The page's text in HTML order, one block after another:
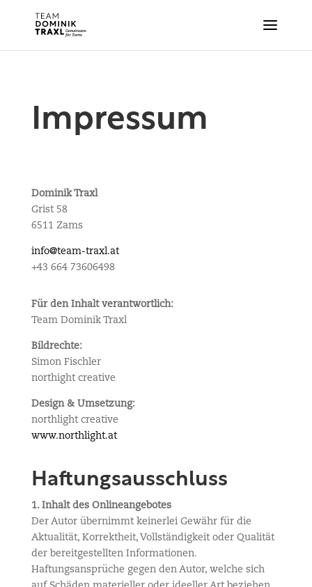
Impressum
Dominik Traxl
Grist 58
6511 Zams
info@team-traxl.at
+43 664 73606498
Für den Inhalt verantwortlich:
Team Dominik Traxl
Bildrechte:
Simon Fischler
northight creative
Design & Umsetzung:
northlight creative
www.northlight.at
Haftungsausschluss
1. Inhalt des Onlineangebotes
Der Autor übernimmt keinerlei Gewähr für die
Aktualität, Korrektheit, Vollständigkeit oder Qualität
der bereitgestellten Informationen.
Haftungsansprüche gegen den Autor, welche sich